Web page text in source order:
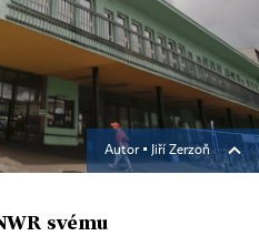
Autor ▪ Jiří Zerzoň
svému